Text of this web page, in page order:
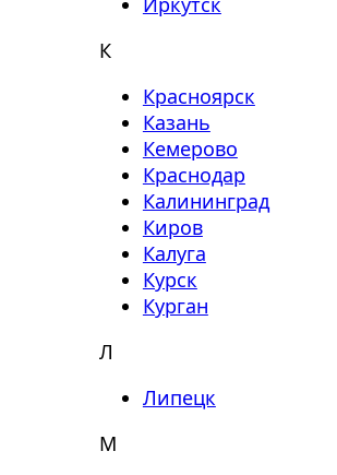
К
Красноярск
Казань
Кемерово
Краснодар
Калининград
Киров
Калуга
Курск
Курган
Л
Липецк
М